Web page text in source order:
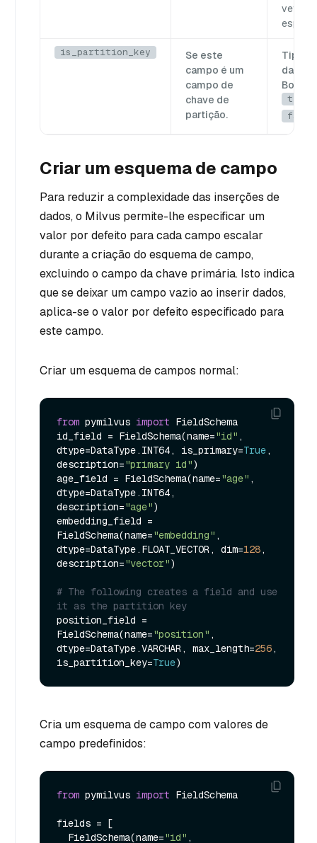
vetorial
is_partition_key
Se este
campo é um
campo de
chave de
partição.
Tipo
dados:
true
false
Criar um esquema de campo
Para reduzir a complexidade das inserções de
dados, o Milvus permite-lhe especificar um
valor por defeito para cada campo escalar
durante a criação do esquema de campo,
excluindo o campo da chave primária. Isto indica
que se deixar um campo vazio ao inserir dados,
aplica-se o valor por defeito especificado para
este campo.
Criar um esquema de campos normal:
from pymilvus import FieldSchema
id_field = FieldSchema(name="id" ,
dtype=DataType.INT64, is_primary=True,
description="primary id")
age_field = FieldSchema(name="age" ,
dtype=DataType.INT64,
description="age")
embedding_field =
FieldSchema(name="embedding" ,
dtype=DataType.FLOAT_VECTOR, dim=128,
description="vector")
# The following creates a field and use
it as the partition key
position_field =
FieldSchema(name="position" ,
dtype=DataType.VARCHAR, max_length=256,
is_partition_key=True
Cria um esquema de campo com valores de
campo predefinidos:
from pymilvus import FieldSchema
fields = [
  FieldSchema(name=
"id" ,